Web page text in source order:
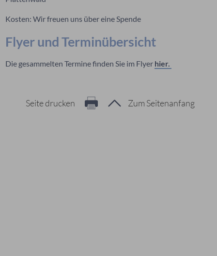
Kosten: Wir freuen uns über eine Spende
Flyer und Terminübersicht
Die gesammelten Termine finden Sie im Flyer hier.
Zum Seitenanfang
Seite drucken